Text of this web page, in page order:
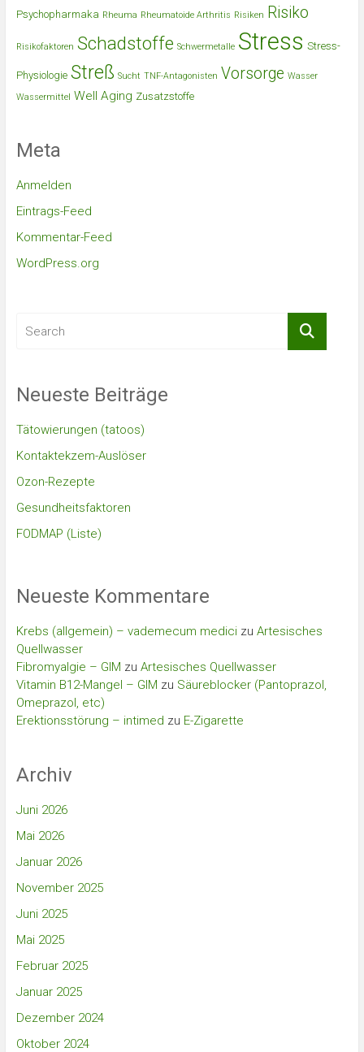
Psychopharmaka Rheuma Rheumatoide Arthritis Risiken Risiko
Risikofaktoren Schadstoffe Schwermetalle Stress Stress-
Physiologie Streß Sucht TNF-Antagonisten Vorsorge Wasser
Wassermittel Well Aging Zusatzstoffe
Meta
Anmelden
Eintrags-Feed
Kommentar-Feed
WordPress.org
Neueste Beiträge
Tätowierungen (tatoos)
Kontaktekzem-Auslöser
Ozon-Rezepte
Gesundheitsfaktoren
FODMAP (Liste)
Neueste Kommentare
Krebs (allgemein) – vademecum medicizu Artesisches
Quellwasser
Fibromyalgie – GIM zu Artesisches Quellwasser
Vitamin B12-Mangel – GIM zu Säureblocker (Pantoprazol,
Omeprazol, etc)
Erektionsstörung – intimed zu E-Zigarette
Archiv
Juni 2026
Mai 2026
Januar 2026
November 2025
Juni 2025
Mai 2025
Februar 2025
Januar 2025
Dezember 2024
Oktober 2024